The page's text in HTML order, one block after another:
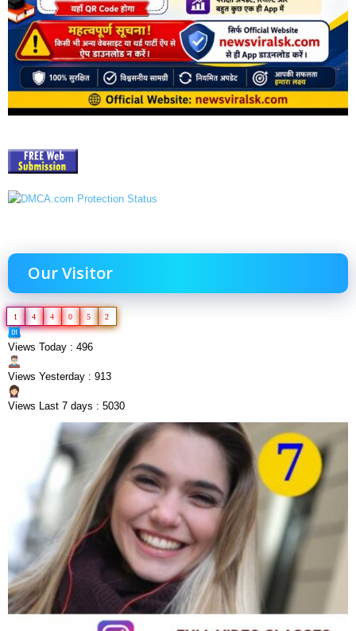
Our Visitor
1 4 4 0 5 2
Views Today : 496
Views Yesterday : 913
Views Last 7 days : 5030